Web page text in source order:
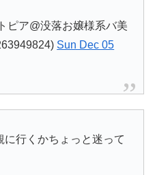
ピア@没落お嬢様系バ美
Sun Dec 05
行くかちょっと迷って